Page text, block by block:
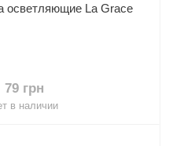
осветляющие La Grace
79 грн
в наличии